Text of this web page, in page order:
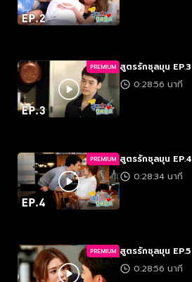
PREMIUM สูตรรักชุลมุน EP.3
0:28:56 นาที
PREMIUM สูตรรักชุลมุน EP.4
0:28:34 นาที
PREMIUM สูตรรักชุลมุน EP.5
0:28:56 นาที